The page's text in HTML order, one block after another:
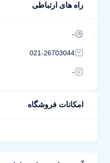
راه های ارتباطی
-
021-26703044
-
امکانات فروشگاه